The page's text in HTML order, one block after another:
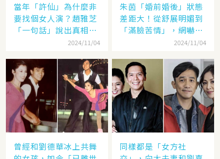
當年「許仙」為什麼非
要找個女人演？趙雅芝
「一句話」說出真相，
網友：葉童太厲害2024/11/04
朱茵「婚前婚後」狀態
差距大！從舒展明媚到
「滿臉苦情」，網嚇：
到底經歷了什麼眼里都
2024/11/04
曾經和劉德華冰上共舞
同樣都是「女方社